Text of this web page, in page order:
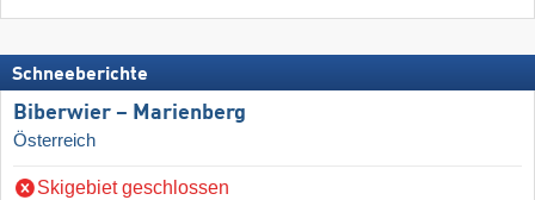
Schneeberichte
Biberwier – Marienberg
Österreich
Skigebiet geschlossen